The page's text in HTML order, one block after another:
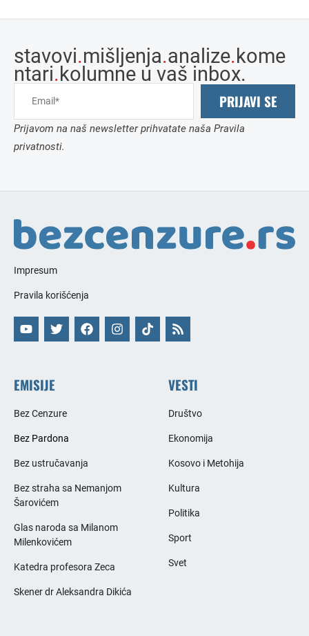
stavovi.mišljenja.analize.kome
ntari.kolumne u vaš inbox.
PRIJAVI SE
Prijavom na naš newsletter prihvatate naša Pravila
privatnosti.
Impresum
Pravila korišćenja
EMISIJE
Bez Cenzure
Bez Pardona
Bez ustručavanja
Bez straha sa Nemanjom
Šarovićem
Glas naroda sa Milanom
Milenkovićem
Katedra profesora Zeca
Skener dr Aleksandra Dikića
VESTI
Društvo
Ekonomija
Kosovo i Metohija
Kultura
Politika
Sport
Svet